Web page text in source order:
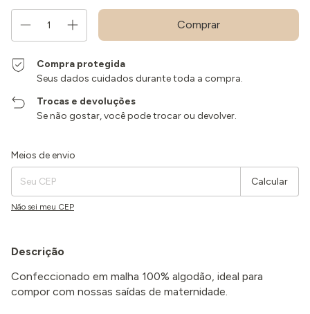
Compra protegida
Seus dados cuidados durante toda a compra.
Trocas e devoluções
Se não gostar, você pode trocar ou devolver.
Entregas para o CEP:
Meios de envio
Calcular
Não sei meu CEP
Descrição
Confeccionado em malha 100% algodão, ideal para
compor com nossas saídas de maternidade.